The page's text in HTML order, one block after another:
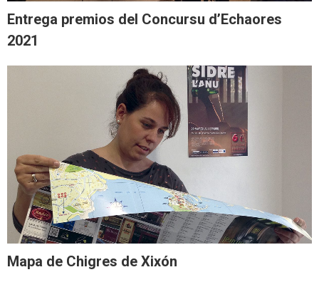
Entrega premios del Concursu d’Echaores
2021
Mapa de Chigres de Xixón